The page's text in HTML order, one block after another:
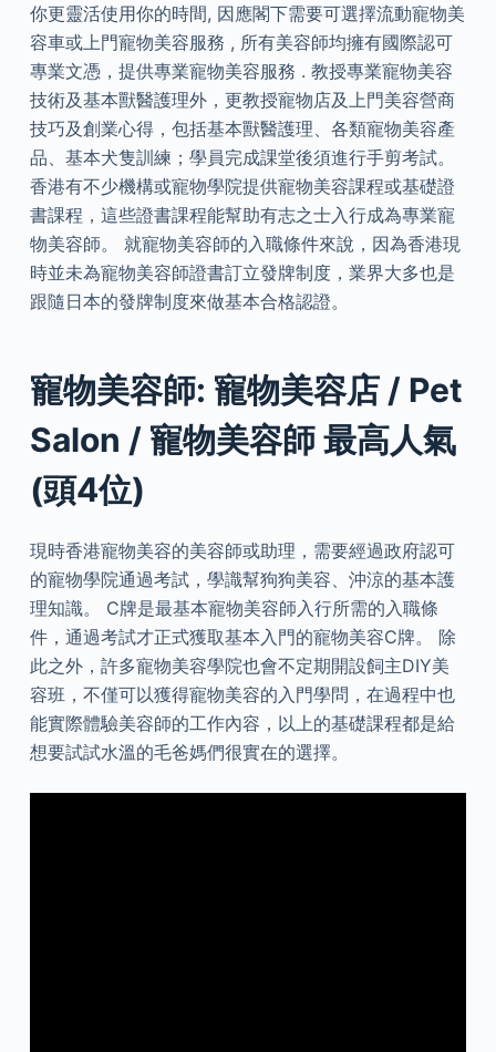
你更靈活使用你的時間, 因應閣下需要可選擇流動寵物美
容車或上門寵物美容服務 , 所有美容師均擁有國際認可
專業文憑，提供專業寵物美容服務 . 教授專業寵物美容
技術及基本獸醫護理外，更教授寵物店及上門美容營商
技巧及創業心得，包括基本獸醫護理、各類寵物美容產
品、基本犬隻訓練；學員完成課堂後須進行手剪考試。
香港有不少機構或寵物學院提供寵物美容課程或基礎證
書課程，這些證書課程能幫助有志之士入行成為專業寵
物美容師。 就寵物美容師的入職條件來說，因為香港現
時並未為寵物美容師證書訂立發牌制度，業界大多也是
跟隨日本的發牌制度來做基本合格認證。
寵物美容師: 寵物美容店 / Pet
Salon / 寵物美容師 最高人氣
(頭4位)
現時香港寵物美容的美容師或助理，需要經過政府認可
的寵物學院通過考試，學識幫狗狗美容、沖涼的基本護
理知識。 C牌是最基本寵物美容師入行所需的入職條
件，通過考試才正式獲取基本入門的寵物美容C牌。 除
此之外，許多寵物美容學院也會不定期開設飼主DIY美
容班，不僅可以獲得寵物美容的入門學問，在過程中也
能實際體驗美容師的工作內容，以上的基礎課程都是給
想要試試水溫的毛爸媽們很實在的選擇。